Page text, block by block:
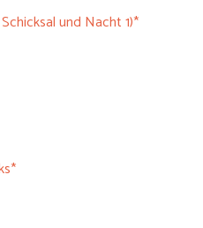
und Nacht 1)*